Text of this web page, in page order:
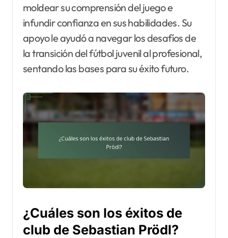
moldear su comprensión del juego e
infundir confianza en sus habilidades. Su
apoyo le ayudó a navegar los desafíos de
la transición del fútbol juvenil al profesional,
sentando las bases para su éxito futuro.
¿Cuáles son los éxitos de
club de Sebastian Prödl?